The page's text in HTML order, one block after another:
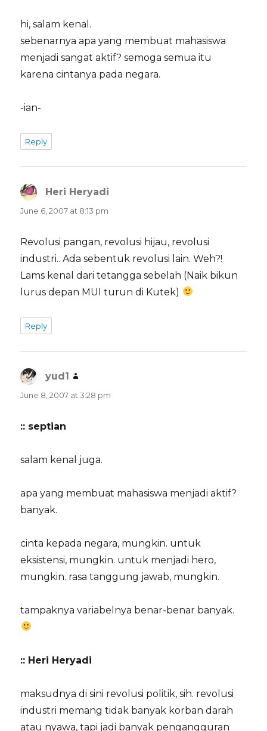
hi, salam kenal.
sebenarnya apa yang membuat mahasiswa
menjadi sangat aktif? semoga semua itu
karena cintanya pada negara.
-ian-
Reply
Heri Heryadi
June 6, 2007 at 8:13 pm
Revolusi pangan, revolusi hijau, revolusi
industri.. Ada sebentuk revolusi lain. Weh?!
Lams kenal dari tetangga sebelah (Naik bikun
lurus depan MUI turun di Kutek)
Reply
yud1
June 8, 2007 at 3:28 pm
:: septian
salam kenal juga.
apa yang membuat mahasiswa menjadi aktif?
banyak.
cinta kepada negara, mungkin. untuk
eksistensi, mungkin. untuk menjadi hero,
mungkin. rasa tanggung jawab, mungkin.
tampaknya variabelnya benar-benar banyak.
:: Heri Heryadi
maksudnya di sini revolusi politik, sih. revolusi
industri memang tidak banyak korban darah
atau nyawa, tapi jadi banyak pengangguran